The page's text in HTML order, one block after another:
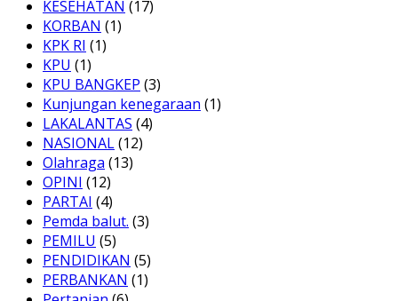
KESEHATAN (17)
KORBAN (1)
KPK RI (1)
KPU (1)
KPU BANGKEP (3)
Kunjungan kenegaraan (1)
LAKALANTAS (4)
NASIONAL(12)
Olahraga (13)
OPINI (12)
PARTAI (4)
Pemda balut. (3)
PEMILU (5)
PENDIDIKAN (5)
PERBANKAN (1)